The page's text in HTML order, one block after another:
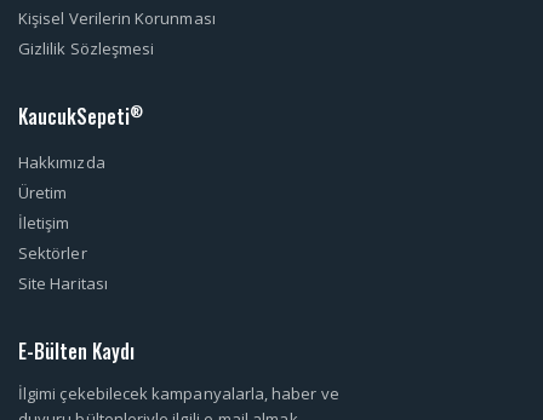
Kişisel Verilerin Korunması
Gizlilik Sözleşmesi
KaucukSepeti®
Hakkımızda
Üretim
İletişim
Sektörler
Site Haritası
E-Bülten Kaydı
İlgimi çekebilecek kampanyalarla, haber ve